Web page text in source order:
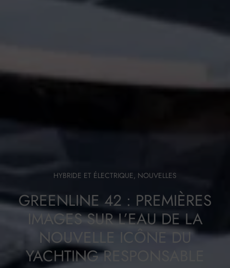
HYBRIDE ET ÉLECTRIQUE, NOUVELLES
GREENLINE 42 : PREMIÈRES
IMAGES SUR L’EAU DE LA
NOUVELLE ICÔNE DU
YACHTING RESPONSABLE